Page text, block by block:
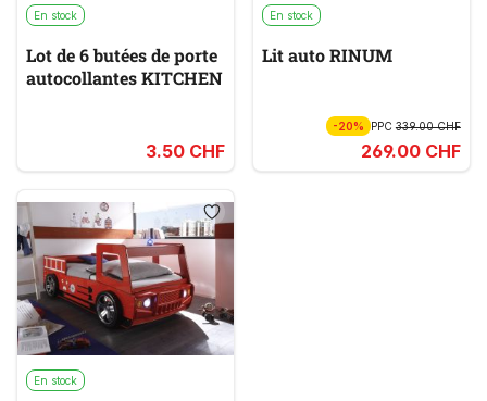
En stock
Lot de 6 butées de porte
autocollantes KITCHEN
3.50 CHF
En stock
Lit auto RINUM
-20% PPC339.00 CHF
269.00 CHF
En stock